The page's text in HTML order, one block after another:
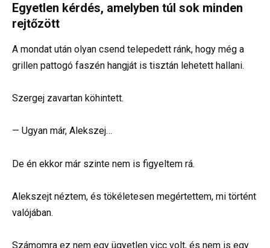
Egyetlen kérdés, amelyben túl sok minden
rejtőzött
A mondat után olyan csend telepedett ránk, hogy még a
grillen pattogó faszén hangját is tisztán lehetett hallani.
Szergej zavartan köhintett.
— Ugyan már, Alekszej…
De én ekkor már szinte nem is figyeltem rá.
Alekszejt néztem, és tökéletesen megértettem, mi történt
valójában.
Számomra ez nem egy ügyetlen vicc volt, és nem is egy